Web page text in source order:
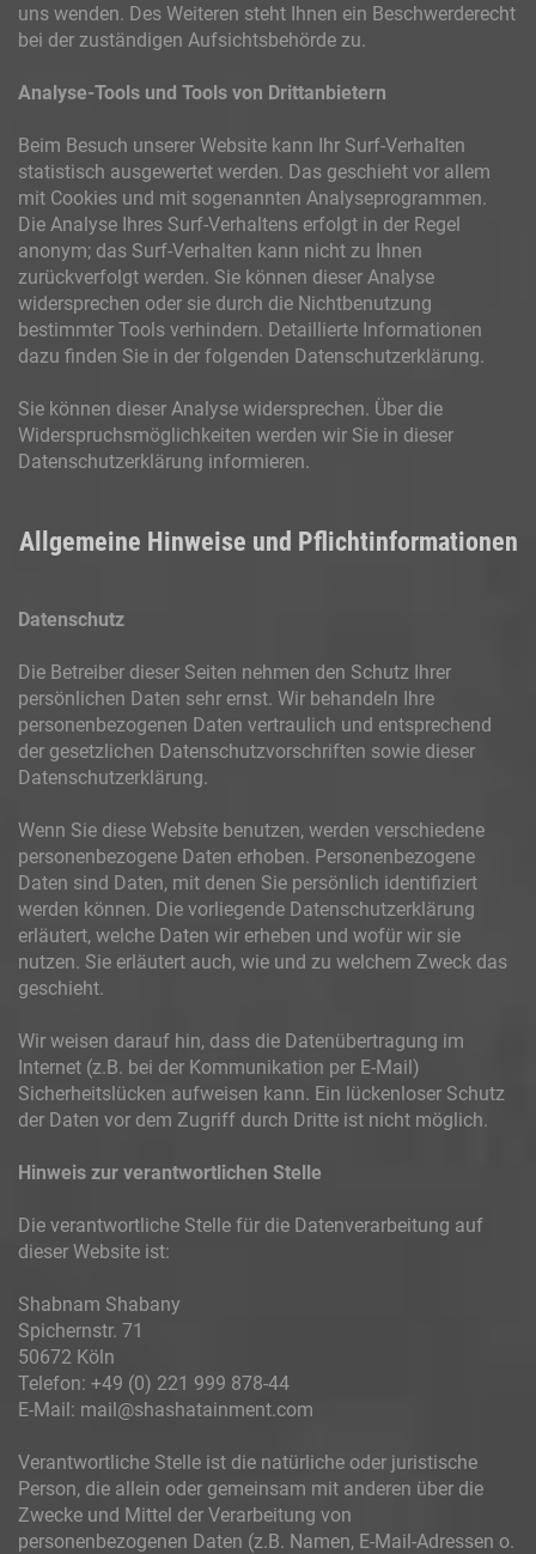
uns wenden. Des Weiteren steht Ihnen ein Beschwerderecht
bei der zuständigen Aufsichtsbehörde zu.
Analyse-Tools und Tools von Drittanbietern
Beim Besuch unserer Website kann Ihr Surf-Verhalten
statistisch ausgewertet werden. Das geschieht vor allem
mit Cookies und mit sogenannten Analyseprogrammen.
Die Analyse Ihres Surf-Verhaltens erfolgt in der Regel
anonym; das Surf-Verhalten kann nicht zu Ihnen
zurückverfolgt werden. Sie können dieser Analyse
widersprechen oder sie durch die Nichtbenutzung
bestimmter Tools verhindern. Detaillierte Informationen
dazu finden Sie in der folgenden Datenschutzerklärung.
Sie können dieser Analyse widersprechen. Über die
Widerspruchsmöglichkeiten werden wir Sie in dieser
Datenschutzerklärung informieren.
Allgemeine Hinweise und Pflichtinformationen
Datenschutz
Die Betreiber dieser Seiten nehmen den Schutz Ihrer
persönlichen Daten sehr ernst. Wir behandeln Ihre
personenbezogenen Daten vertraulich und entsprechend
der gesetzlichen Datenschutzvorschriften sowie dieser
Datenschutzerklärung.
Wenn Sie diese Website benutzen, werden verschiedene
personenbezogene Daten erhoben. Personenbezogene
Daten sind Daten, mit denen Sie persönlich identifiziert
werden können. Die vorliegende Datenschutzerklärung
erläutert, welche Daten wir erheben und wofür wir sie
nutzen. Sie erläutert auch, wie und zu welchem Zweck das
geschieht.
Wir weisen darauf hin, dass die Datenübertragung im
Internet (z.B. bei der Kommunikation per E-Mail)
Sicherheitslücken aufweisen kann. Ein lückenloser Schutz
der Daten vor dem Zugriff durch Dritte ist nicht möglich.
Hinweis zur verantwortlichen Stelle
Die verantwortliche Stelle für die Datenverarbeitung auf
dieser Website ist:
Shabnam Shabany
Spichernstr. 71
50672 Köln
Telefon: +49 (0) 221 999 878-44
E-Mail: mail@shashatainment.com
Verantwortliche Stelle ist die natürliche oder juristische
Person, die allein oder gemeinsam mit anderen über die
Zwecke und Mittel der Verarbeitung von
personenbezogenen Daten (z.B. Namen, E-Mail-Adressen o.